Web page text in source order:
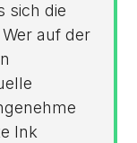
sich die
auf der
Ink